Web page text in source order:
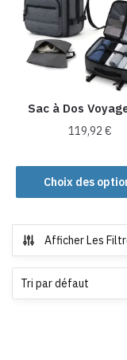
être
sur
la
page
Sac à Dos
119,92€
Choix des
a
Les
Afficher Les